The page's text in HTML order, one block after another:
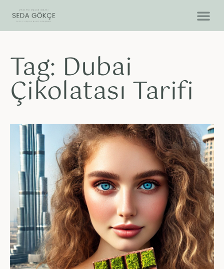
Tag: Dubai
Çikolatası Tarifi